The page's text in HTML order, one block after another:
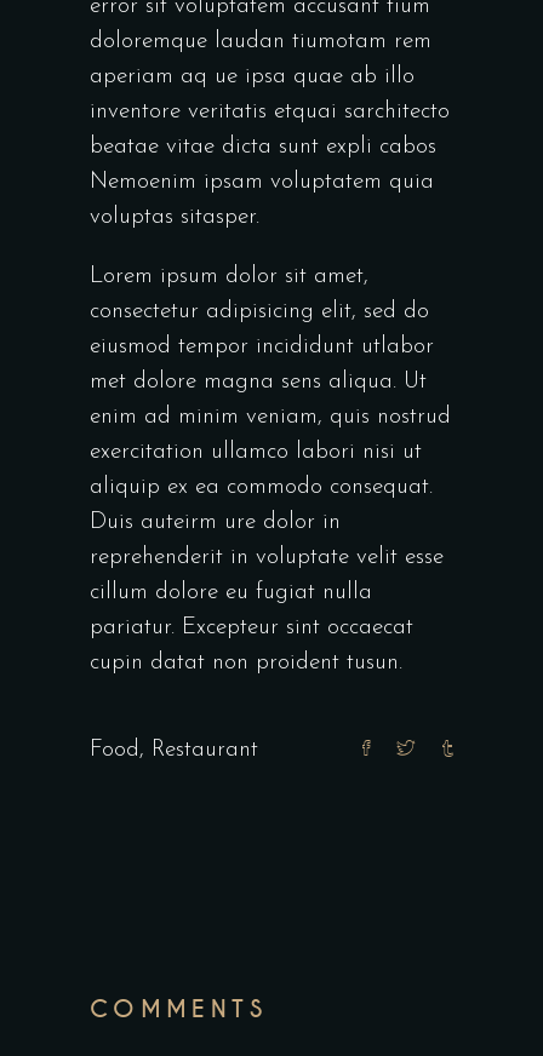
error sit voluptatem accusant tium
doloremque laudan tiumotam rem
aperiam aq ue ipsa quae ab illo
inventore veritatis etquai sarchitecto
beatae vitae dicta sunt expli cabos
Nemoenim ipsam voluptatem quia
voluptas sitasper.
Lorem ipsum dolor sit amet,
consectetur adipisicing elit, sed do
eiusmod tempor incididunt utlabor
met dolore magna sens aliqua. Ut
enim ad minim veniam, quis nostrud
exercitation ullamco labori nisi ut
aliquip ex ea commodo consequat.
Duis auteirm ure dolor in
reprehenderit in voluptate velit esse
cillum dolore eu fugiat nulla
pariatur. Excepteur sint occaecat
cupin datat non proident tusun.
Food, Restaurant
COMMENTS